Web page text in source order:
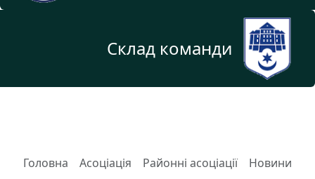
Склад команди
Головна Асоціація Районні асоціації
Новини